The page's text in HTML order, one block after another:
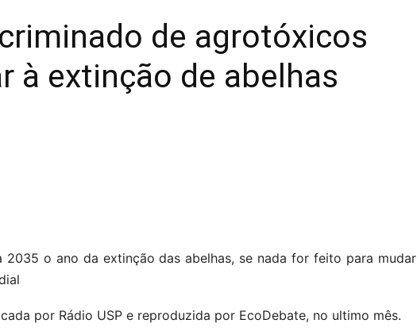
de agrotóxicos
à extinção de abelhas
2035 o ano da extinção das abelhas, se nada for feito para mudar
por Rádio USP e reproduzida por EcoDebate, no ultimo mês.